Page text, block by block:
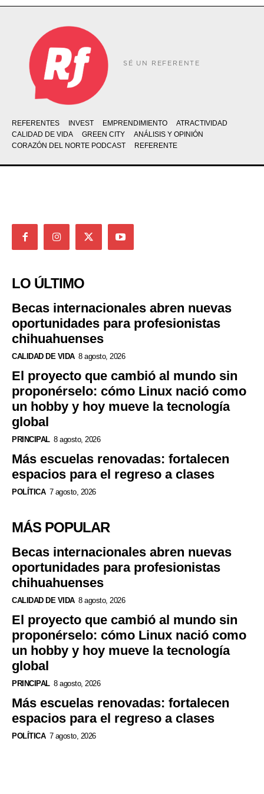
SÉ UN REFERENTE
REFERENTES INVEST EMPRENDIMIENTO
ATRACTIVIDAD
CALIDAD DE VIDA
GREEN CITY
ANÁLISIS Y OPINIÓN
CORAZÓN DEL NORTE PODCAST
REFERENTE
LO ÚLTIMO
Becas internacionales abren nuevas
oportunidades para profesionistas
chihuahuenses
CALIDAD DE VIDA 8 agosto, 2026
El proyecto que cambió al mundo sin
proponérselo: cómo Linux nació como
un hobby y hoy mueve la tecnología
global
PRINCIPAL 8 agosto, 2026
Más escuelas renovadas: fortalecen
espacios para el regreso a clases
POLÍTICA 7 agosto, 2026
MÁS POPULAR
Becas internacionales abren nuevas
oportunidades para profesionistas
chihuahuenses
CALIDAD DE VIDA 8 agosto, 2026
El proyecto que cambió al mundo sin
proponérselo: cómo Linux nació como
un hobby y hoy mueve la tecnología
global
PRINCIPAL 8 agosto, 2026
Más escuelas renovadas: fortalecen
espacios para el regreso a clases
POLÍTICA 7 agosto, 2026